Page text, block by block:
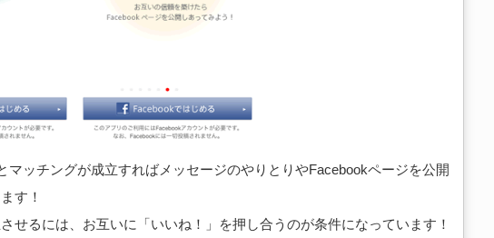
マッチングが成立すればメッセージのやりとりやFacebookページを公開
す！
せるには、お互いに「いいね！」を押し合うのが条件になっています！